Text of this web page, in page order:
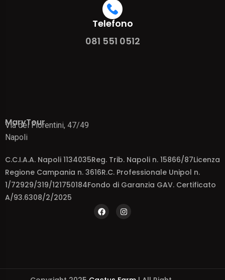
Telefono
081 551 0512
MaryTour
Via dei Fiorentini, 47/49
Napoli
C.C.I.A.A. Napoli 1134035Reg. Trib. Napoli n. 15866/87Licenza
Regione Campania n. 3616R.C. Professionale Unipol n.
1/72929/319/121750184Fondo di Garanzia GAV. Certificato
A/93.6308/2/2025